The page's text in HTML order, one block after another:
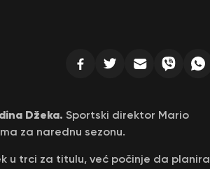
Džeka. Sportski direktor Mario
za narednu sezonu.
u trci za titulu, već počinje da planira